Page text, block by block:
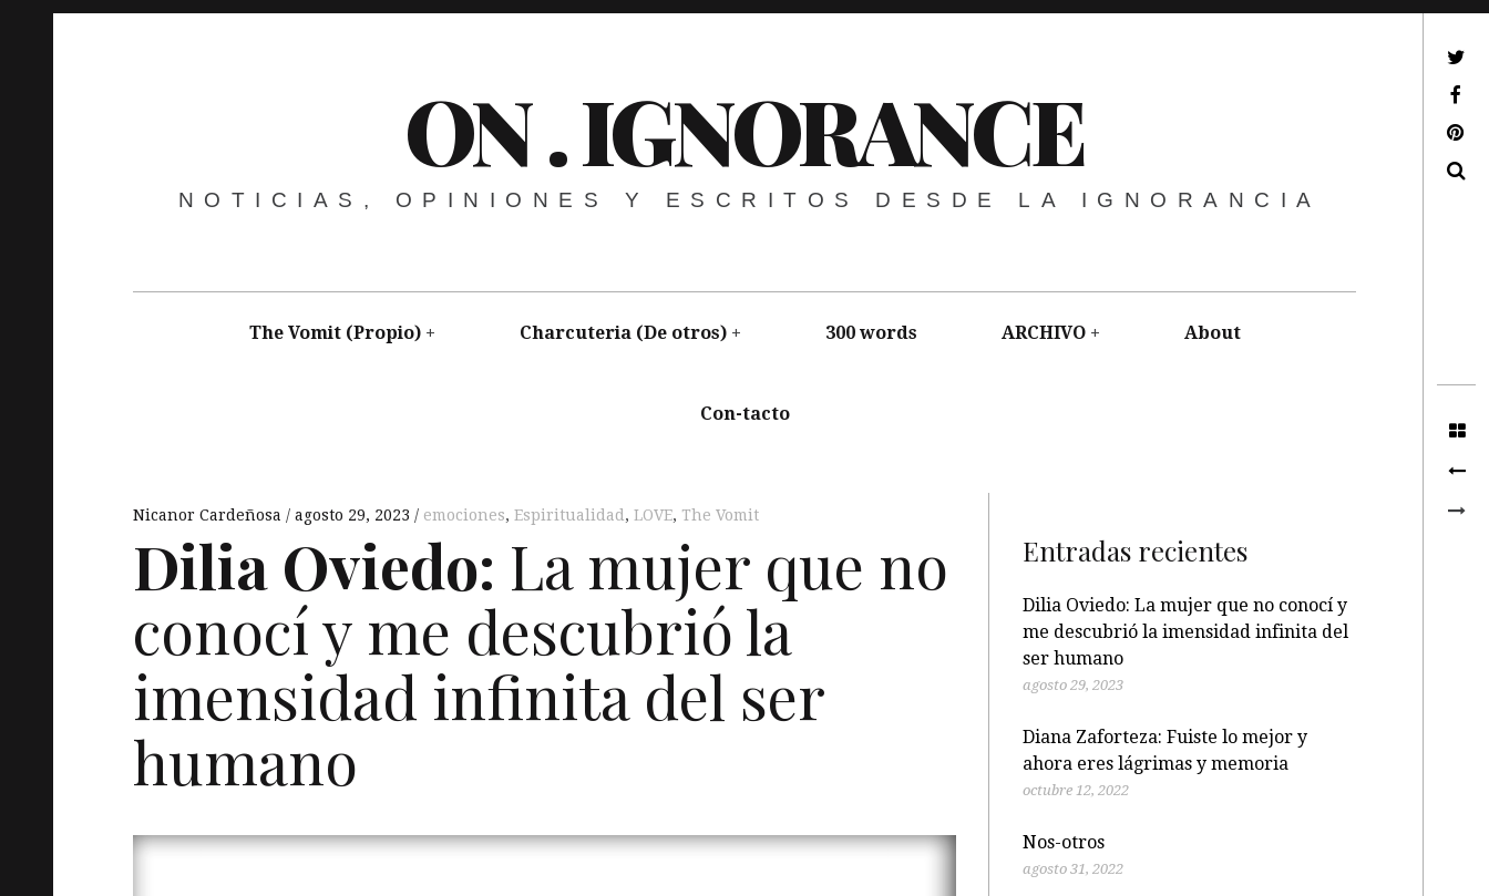
ON . IGNORANCE
NOTICIAS, OPINIONES Y ESCRITOS DESDE LA IGNORANCIA
The Vomit (Propio) Charcuteria (De otros) 300 words ARCHIVO About
Con-tacto
Nicanor Cardeñosa agosto 29, 2023 emociones, Espiritualidad, LOVE, The Vomit
Dilia Oviedo: La mujer que no
conocí y me descubrió la
imensidad infinita del ser
humano
Entradas recientes
Dilia Oviedo: La mujer que no conocí y
me descubrió la imensidad infinita del
ser humano
agosto 29, 2023
Diana Zaforteza: Fuiste lo mejor y
ahora eres lágrimas y memoria
octubre 12, 2022
Nos-otros
agosto 31, 2022